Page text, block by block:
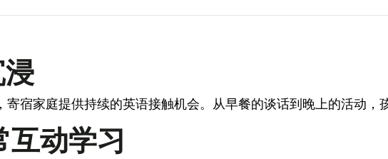
浸
寄宿家庭提供持续的英语接触机会。从早餐的谈话到晚上的活动
互动学习